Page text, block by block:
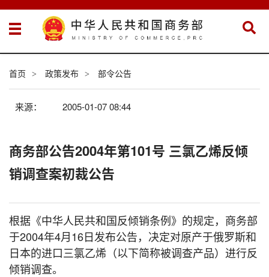
首页 > 政策发布 > 部令公告
来源： 2005-01-07 08:44
商务部公告2004年第101号 三氯乙烯反倾
销调查案初裁公告
根据《中华人民共和国反倾销条例》的规定，商务部
于2004年4月16日发布公告，决定对原产于俄罗斯和
日本的进口三氯乙烯（以下简称被调查产品）进行反
倾销调查。